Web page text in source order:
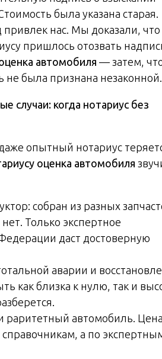
была указана старая.
нас. Мы доказали, что
пришлось отозвать
автомобиля — затем,
не была признана незаконной.
случаи: когда нотариус без
опытный нотариус
оценка автомобиля
собран из разных
Только экспертное
даст достоверную
аварии и
как близка к нулю, так и
раритетный автомобиль. Цена
а по